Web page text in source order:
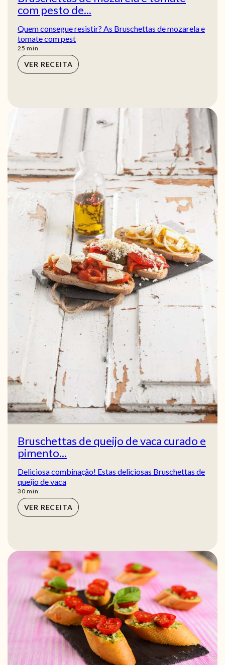
com pesto de...
Quem consegue resistir? As Bruschettas de mozarela e
tomate com pest
25 min
min
VER RECEITA
Bruschettas de queijo de vaca curado e
pimento...
Deliciosa combinação! Estas deliciosas Bruschettas de
queijo de vaca
30min
min
VER RECEITA